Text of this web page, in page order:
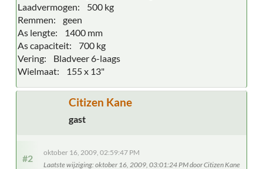
Laadvermogen: 500 kg
Remmen: geen
As lengte: 1400 mm
As capaciteit: 700 kg
Vering: Bladveer 6-laags
Wielmaat: 155 x 13"
Citizen Kane
gast
#2
oktober 16, 2009, 02:59:47 PM
Laatste wijziging: oktober 16, 2009, 03:01:24 PM door Citizen Kane